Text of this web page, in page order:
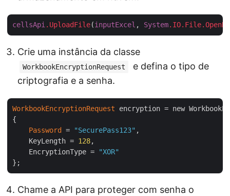
cellsApi.UploadFile(inputExcel , System.IO.File
Crie uma instância da classe
WorkbookEncryptionRequest
e defina o tipo de
criptografia e a senha.
WorkbookEncryptionRequest encryption = new
{
Password
= "SecurePass123" ,
    KeyLength =
128,
    EncryptionType =
"XOR"
Chame a API para proteger com senha o